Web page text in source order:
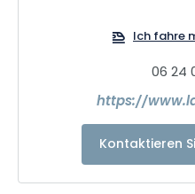
Ich fahre
06 24
https://
Kontaktieren